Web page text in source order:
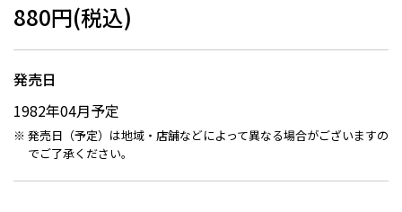
880円(税込)
発売日
1982年04月予定
発売日（予定）は地域・店舗などによって異なる場合がございますの
でご了承ください。